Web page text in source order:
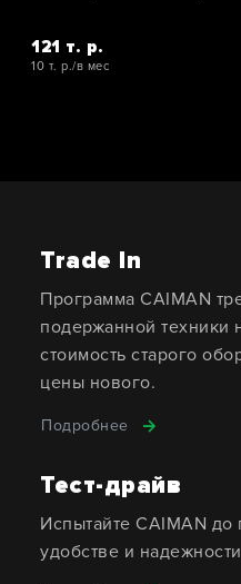
121 т. р.
10 т. р./в мес
Trade In
Программа CAIMAN
подержанной техники
стоимость старого
цены нового.
Подробнее
Тест-драйв
Испытайте CAIMAN до
удобстве и